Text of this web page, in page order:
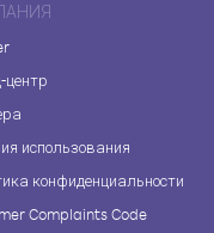
центр
использования
конфиденциальности
Complaints Code